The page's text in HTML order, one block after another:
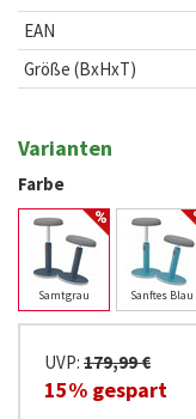
EAN
Größe (BxHxT)
Varianten
Farbe
Samtgrau Sanftes Blau
UVP: 179,99 €
15% gespart